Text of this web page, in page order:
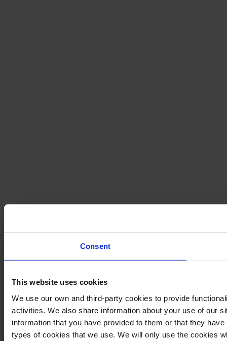
Consent
This website uses cookies
We use our own and third-party cookies to provide
activities. We also share information about your use of our
information that you have provided to them or that they
types of cookies that we use. We will only use the cookies